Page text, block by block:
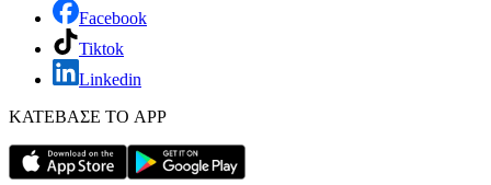
Facebook
Tiktok
Linkedin
ΚΑΤΕΒΑΣΕ ΤΟ APP